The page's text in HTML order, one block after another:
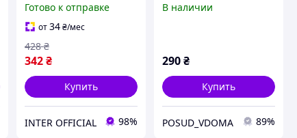
стекла прямоугольный
3,7л (6537)
Готово к отправке
от34 ₴/мес
342 ₴
428 ₴
Купить
INTER OFFICIAL 98%
В наличии
290₴
Купить
POSUD_VDOMA 89%